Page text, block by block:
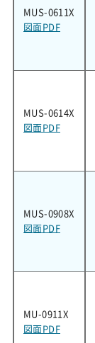
MUS-0611X
図面PDF
MUS-0614X
図面PDF
MUS-0908X
図面PDF
MU-0911X
図面PDF